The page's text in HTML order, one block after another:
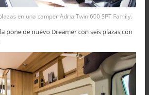
en una camper Adria Twin 600 SPT Family.
pone de nuevo Dreamer con seis plazas con